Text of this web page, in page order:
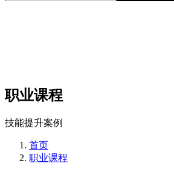
职业课程
技能提升案例
首页
职业课程